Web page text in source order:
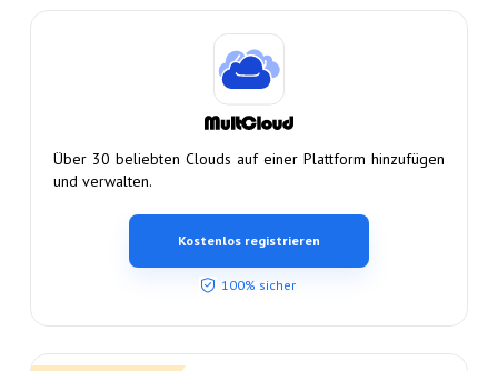
Über 30 beliebten Clouds auf einer Plattform hinzufügen
und verwalten.
Kostenlos registrieren
100% sicher